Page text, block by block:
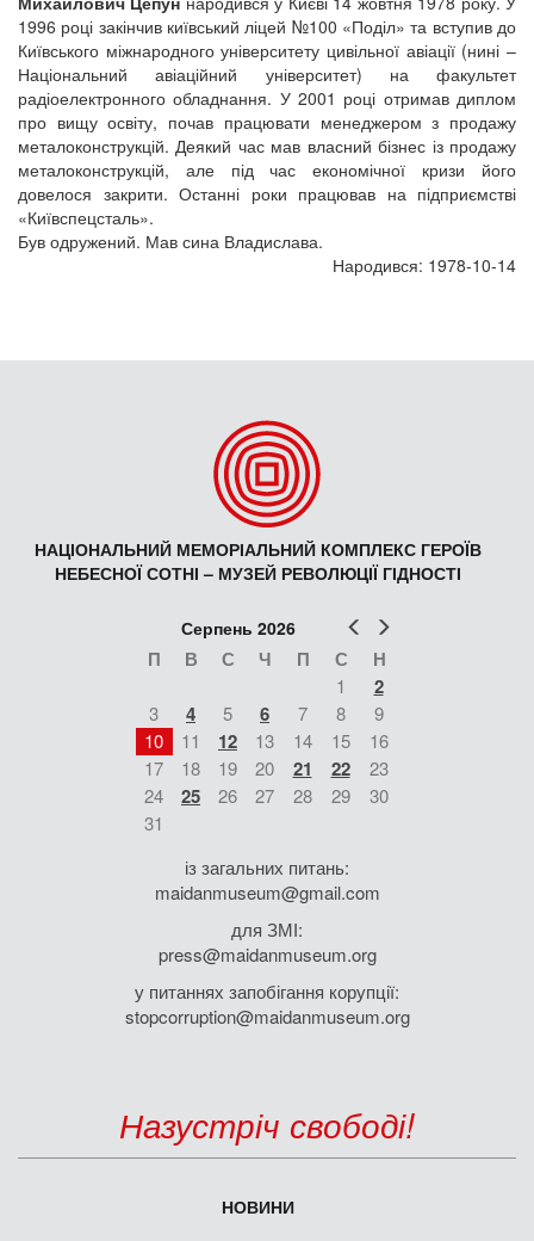
1996 році закінчив київський ліцей №100 «Поділ» та вступив до
Київського міжнародного університету цивільної авіації (нині –
Національний авіаційний університет) на факультет
радіоелектронного обладнання. У 2001 році отримав диплом
про вищу освіту, почав працювати менеджером з продажу
металоконструкцій. Деякий час мав власний бізнес із продажу
металоконструкцій, але під час економічної кризи його
довелося закрити. Останні роки працював на підприємстві
«Київспецсталь».
Був одружений. Мав сина Владислава.
Народився: 1978-10-14
НАЦІОНАЛЬНИЙ МЕМОРІАЛЬНИЙ КОМПЛЕКС ГЕРОЇВ
НЕБЕСНОЇ СОТНІ – МУЗЕЙ РЕВОЛЮЦІЇ ГІДНОСТІ
Попер
Серпень 2026
П В С Ч П С Н
1 2
3 4 5 6 7 8
9
10
11 12 13 14 15
16
17
18 19 20 21 22
23
24
25 26 27 28 29
30
31
із загальних питань:
maidanmuseum@gmail.com
для ЗМІ:
press@maidanmuseum.org
у питаннях запобігання корупції:
stopcorruption@maidanmuseum.org
Назустріч свободі!
НОВИНИ